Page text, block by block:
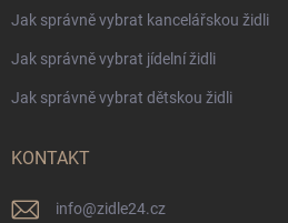
Jak správně vybrat kancelářskou židli
Jak správně vybrat jídelní židli
Jak správně vybrat dětskou židli
KONTAKT
info@zidle24.cz